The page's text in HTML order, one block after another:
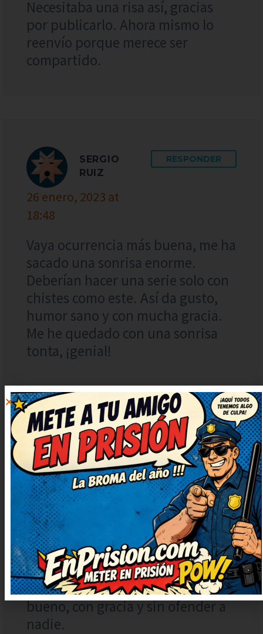
Necesitaba una risa así, gracias
por publicarlo. Ahora mismo lo
reenvío porque merece ser
compartido.
SERGIO
RUIZ
26 enero, 2023 at
18:48
RESPONDER
Vaya ocurrencia más buena, me ha
sacado una sonrisa enorme.
Deberían hacer una serie solo con
chistes como este. Así da gusto,
humor sano y con mucha gracia.
Me he quedado con una sonrisa
tonta, ¡genial!
RAQUEL
GÓMEZ
24 julio, 2025 at 4:42
RESPONDER
De lujo este chiste, muy simpático
y fresco. Lo voy a compartir con
mis amigos para que se rían
también. Muy ingenioso y bien
escrito, ¡enhorabuena! Humor del
bueno, con gracia y sin ofender a
nadie.